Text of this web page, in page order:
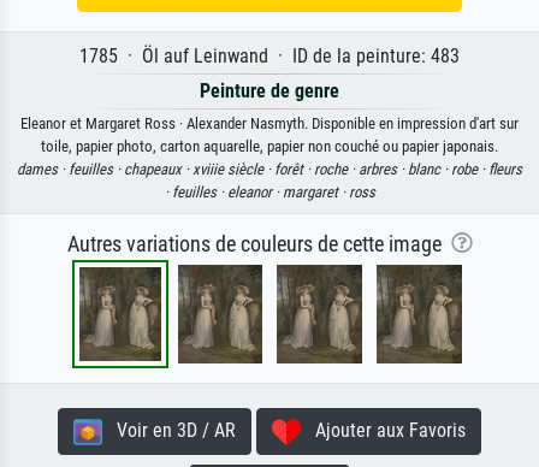
1785 · Öl auf Leinwand · ID de la peinture: 483
Peinture de genre
Eleanor et Margaret Ross · Alexander Nasmyth. Disponible en impression d'art sur
toile, papier photo, carton aquarelle, papier non couché ou papier japonais.
dames · feuilles · chapeaux · xviiie siècle · forêt · roche · arbres · blanc · robe · fleurs
· feuilles · eleanor · margaret · ross
Autres variations de couleurs de cette image
Voir en 3D / AR Ajouter aux Favoris